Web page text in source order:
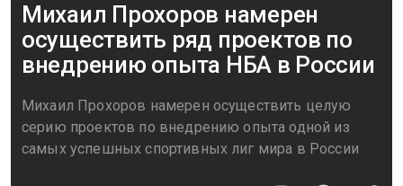
Михаил Прохоров намерен
осуществить ряд проектов по
внедрению опыта НБА в России
Михаил Прохоров намерен осуществить целую
серию проектов по внедрению опыта одной из
самых успешных спортивных лиг мира в России